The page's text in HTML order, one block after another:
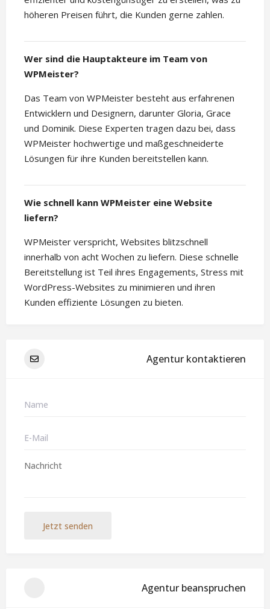
höheren Preisen führt, die Kunden gerne zahlen.
Wer sind die Hauptakteure im Team von
WPMeister?
Das Team von WPMeister besteht aus erfahrenen
Entwicklern und Designern, darunter Gloria, Grace
und Dominik. Diese Experten tragen dazu bei, dass
WPMeister hochwertige und maßgeschneiderte
Lösungen für ihre Kunden bereitstellen kann.
Wie schnell kann WPMeister eine Website
liefern?
WPMeister verspricht, Websites blitzschnell
innerhalb von acht Wochen zu liefern. Diese schnelle
Bereitstellung ist Teil ihres Engagements, Stress mit
WordPress-Websites zu minimieren und ihren
Kunden effiziente Lösungen zu bieten.
Agentur kontaktieren
Jetzt senden
Agentur beanspruchen